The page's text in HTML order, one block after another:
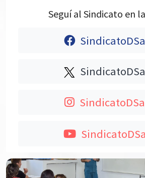
Seguí al Sindicato en